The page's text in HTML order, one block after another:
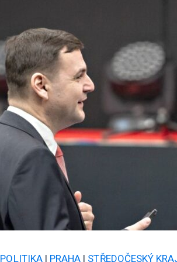
POLITIKA| PRAHA | STŘEDOČESKÝ